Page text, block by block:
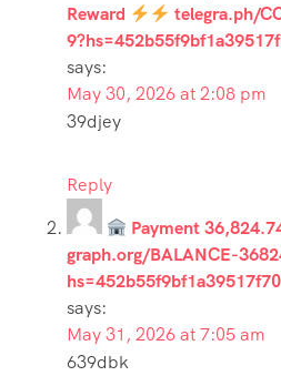
Reward
telegra.ph/
says:
May 30, 2026 at 2:08 pm
39djey
Reply
Payment
graph.org/BALANCE-
says:
May 31, 2026 at 7:05 am
639dbk